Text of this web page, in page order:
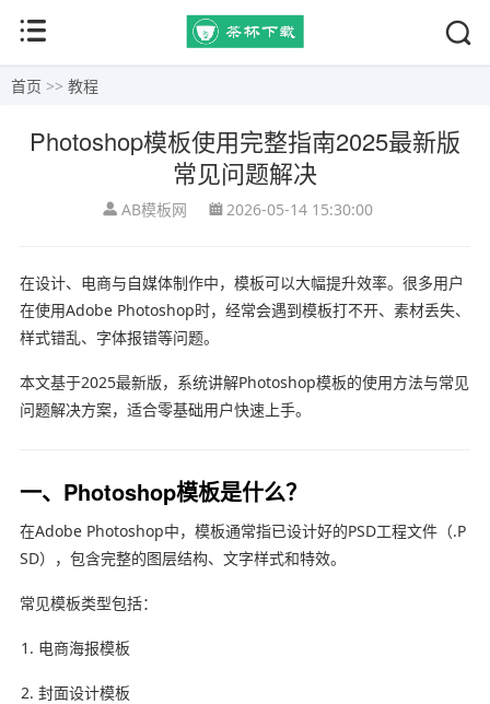
首页 >> 教程
Photoshop模板使用完整指南2025最新版
常见问题解决
AB模板网 2026-05-14 15:30:00
在设计、电商与自媒体制作中，模板可以大幅提升效率。很多用户
在使用Adobe Photoshop时，经常会遇到模板打不开、素材丢失、
样式错乱、字体报错等问题。
本文基于2025最新版，系统讲解Photoshop模板的使用方法与常见
问题解决方案，适合零基础用户快速上手。
一、Photoshop模板是什么？
在Adobe Photoshop中，模板通常指已设计好的PSD工程文件（.P
SD），包含完整的图层结构、文字样式和特效。
常见模板类型包括：
电商海报模板
封面设计模板